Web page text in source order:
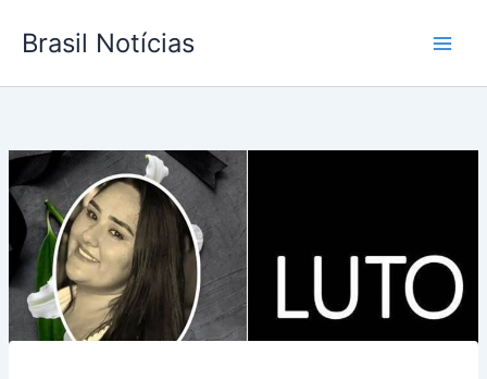
para
conteúdo
Brasil Notícias